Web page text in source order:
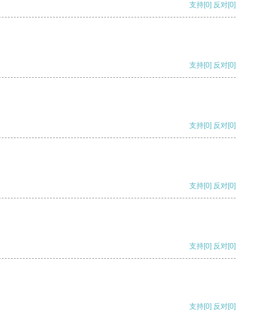
支持[0] 反对[0]
支持[0] 反对[0]
支持[0] 反对[0]
支持[0] 反对[0]
支持[0] 反对[0]
支持[0] 反对[0]